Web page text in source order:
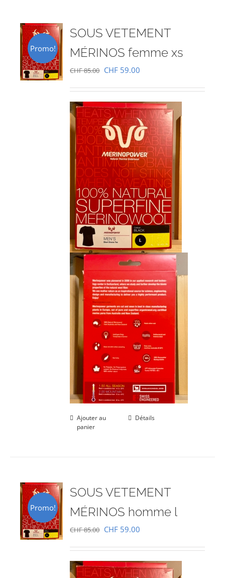
Promo!
SOUS VETEMENT
MÉRINOS femme xs
CHF85.00 Le
initial
était :
CHF 85.00.
CHF 59.00
actuel
est :
CHF 59.00.
Ajouter au
panier
Détails
Promo!
SOUS VETEMENT
MÉRINOS homme l
CHF85.00 Le
initial
était :
CHF 59.00
actuel
est :